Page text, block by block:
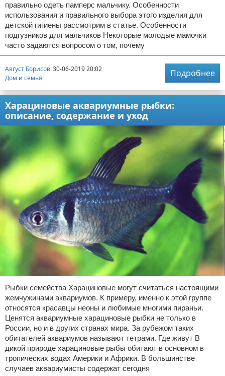
правильно одеть памперс мальчику. Особенности
использования и правильного выбора этого изделия для
детской гигиены рассмотрим в статье. Особенности
подгузников для мальчиков Некоторые молодые мамочки
часто задаются вопросом о том, почему
Август Борисов 30-06-2019 20:02
Дом и семья
Подробнее
Харациновые аквариумные рыбки:
описание, содержание и уход
Рыбки семейства Харациновые могут считаться настоящими
жемчужинами аквариумов. К примеру, именно к этой группе
относятся красавцы неоны и любимые многими пираньи.
Ценятся аквариумные харациновые рыбки не только в
России, но и в других странах мира. За рубежом таких
обитателей аквариумов называют тетрами. Где живут В
дикой природе харациновые рыбы обитают в основном в
тропических водах Америки и Африки. В большинстве
случаев аквариумисты содержат сегодня